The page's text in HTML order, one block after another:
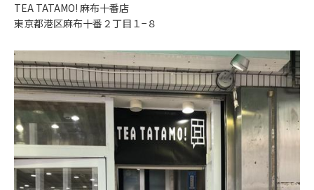
TEA TATAMO! 麻布十番店
東京都港区麻布十番２丁目１−８